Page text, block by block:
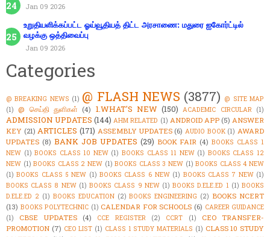
Jan 09 2026
உறுதியளிக்கப்பட்ட ஓய்வூதியத் திட்ட அரசாணை: மதுரை ஐகோர்ட்டில்
வழக்கு ஒத்திவைப்பு
Jan 09 2026
Categories
@ BREAKING NEWS (1) @ FLASH NEWS (3877) @ SITE MAP
(1) @ செய்தி துளிகள் (4) 1.WHAT'S NEW (150) ACADEMIC CIRCULAR (1)
ADMISSION UPDATES (144) AHM RELATED (1) ANDROID APP (5) ANSWER
KEY (21) ARTICLES (171) ASSEMBLY UPDATES (6) AUDIO BOOK (1) AWARD
UPDATES (8) BANK JOB UPDATES (29) BOOK FAIR (4) BOOKS CLASS 1
NEW (1) BOOKS CLASS 10 NEW (1) BOOKS CLASS 11 NEW (1) BOOKS CLASS 12
NEW (1) BOOKS CLASS 2 NEW (1) BOOKS CLASS 3 NEW (1) BOOKS CLASS 4 NEW
(1) BOOKS CLASS 5 NEW (1) BOOKS CLASS 6 NEW (1) BOOKS CLASS 7 NEW (1)
BOOKS CLASS 8 NEW (1) BOOKS CLASS 9 NEW (1) BOOKS D.ELE.ED 1 (1) BOOKS
D.ELE.ED 2 (1) BOOKS EDUCATION (2) BOOKS ENGINEERING (2) BOOKS NCERT
(13) BOOKS POLYTECHNIC (1) CALENDAR FOR SCHOOLS (6) CAREER GUIDANCE
(1)
CBSE UPDATES (4) CCE REGISTER (2) CCRT (1)
CEO TRANSFER-
PROMOTION (7) CEO LIST (1) CLASS 1 STUDY MATERIALS (1) CLASS 10 STUDY